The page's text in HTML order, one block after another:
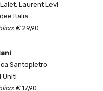
Laurent Levi
Italia
€ 29,90
Santopietro
Uniti
€17,90